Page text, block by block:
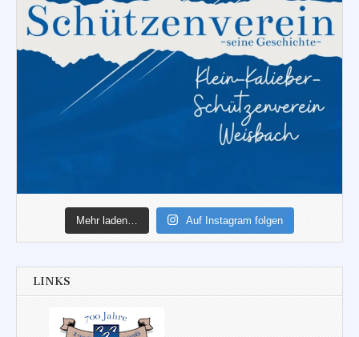
Mehr laden… Auf Instagram folgen
LINKS